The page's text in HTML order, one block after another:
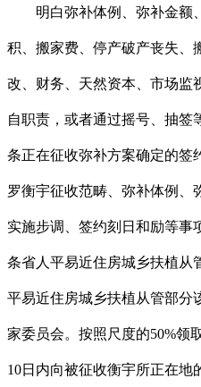
明白弥补体例、弥补金额
积、搬家费、停产破产丧失、
改、财务、天然资本、市场监
自职责，或者通过摇号、抽签
条正在征收弥补方案确定的签
罗衡宇征收范畴、弥补体例、
实施步调、签约刻日和励等事
条省人平易近住房城乡扶植从
平易近住房城乡扶植从管部分
家委员会。按照尺度的50%领
10日内向被征收衡宇所正在地